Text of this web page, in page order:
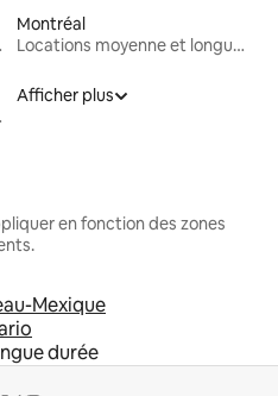
Montréal
Locations moyenne et longue durée
Afficher plus
en fonction des zones
Mexique
durée